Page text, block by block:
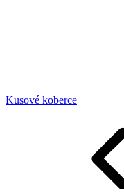
Kusové koberce